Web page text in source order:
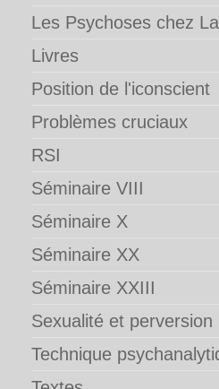
Les Psychoses chez
Livres
Position de l'iconscient
Problèmes cruciaux
RSI
Séminaire VIII
Séminaire X
Séminaire XX
Séminaire XXIII
Sexualité et perversion
Technique